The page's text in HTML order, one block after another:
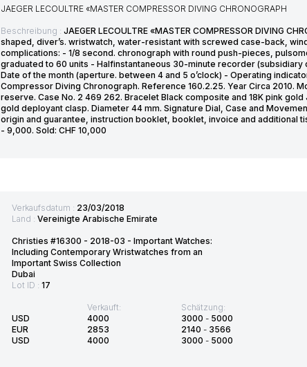
JAEGER LECOULTRE «MASTER COMPRESSOR DIVING CHRONOGRAPH
Beschreibung : JAEGER LECOULTRE «MASTER COMPRESSOR DIVING
shaped, diver’s. wristwatch, water-resistant with screwed case-back,
complications: - 1/8 second. chronograph with round push-pieces,
graduated to 60 units - Halfinstantaneous 30-minute recorder (subsidiary
Date of the month (aperture. between 4 and 5 o’clock) - Operating
Compressor Diving Chronograph. Reference 160.2.25. Year Circa 2010.
reserve. Case No. 2 469 262. Bracelet Black composite and 18K pink
gold deployant clasp. Diameter 44 mm. Signature Dial, Case and
origin and guarantee, instruction booklet, booklet, invoice and additional
- 9,000. Sold: CHF 10,000
Verkaufsdatum : 23/03/2018
Land : Vereinigte Arabische Emirate
Christies #16300 - 2018-03 - Important Watches:
Including Contemporary Wristwatches from an
Important Swiss Collection
Dubai
Lot ID : 17
USD
EUR
USD
Verkauft:
4000
2853
4000
Schätzung:
3000 - 5000
2140 - 3566
3000 - 5000